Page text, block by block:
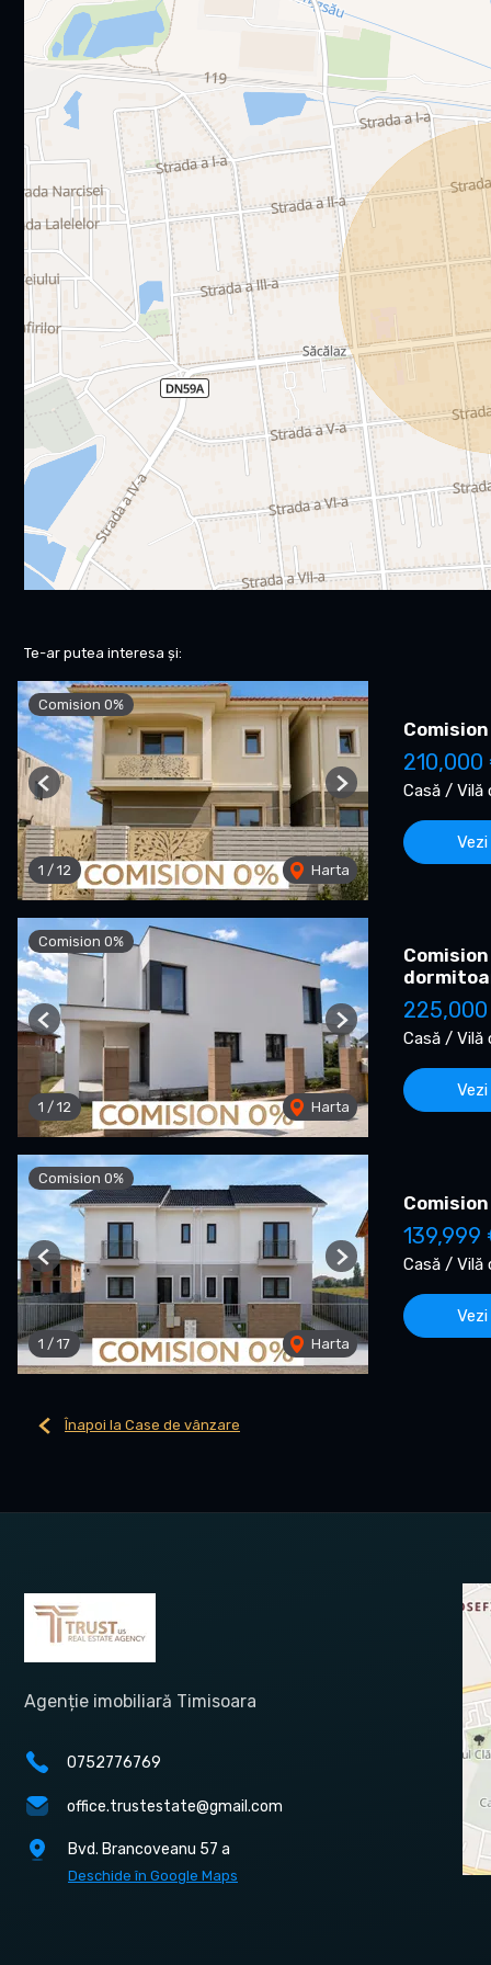
- Curte cu irigatie automata – confort exterior fara
- Sacalaz la 5 minute de oras – liniste si acces, fara
PRET 235000 Euro TVA INCLUS
COMISION 0% – Pretul negociat este tot ce platesti.
Pentru detalii si programare vizionare, contactati-ne!
Te-ar putea interesa și:
Comision 0%
1 / 12 Harta
Previous Next
210,000
Casă / Vilă
Comision 0%
1 / 12 Harta
Previous Next
Casă / Vilă
Comision 0%
1 / 17 Harta
Previous Next
139,999
Casă / Vilă
Înapoi la Case de vânzare
Agenție imobiliară Timisoara
0752776769
office.trustestate@gmail.com
Bvd. Brancoveanu 57 a
Deschide în Google Maps